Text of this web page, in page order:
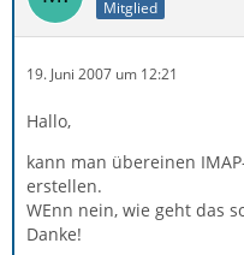
Mitglied
19. Juni 2007 um 12:21
Hallo,
kann man übereinen
erstellen.
WEnn nein, wie geht das
Danke!